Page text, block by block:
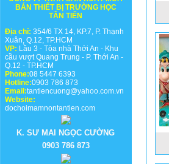
BÁN THIẾT BỊ TRƯỜNG HỌC
TÂN TIẾN
Địa chỉ: 354/6 TX 14, KP.7, P. Thạnh
Xuân, Q.12, TP.HCM
VP: Lầu 3 - Tòa nhà Thới An - Khu
cầu vượt Quang Trung - P. Thới An -
Q.12 - TP.HCM
Phone:08 5447 6393
Hotline:0903 786 873
Email:tantiencuong@yahoo.com.vn
Website:
dochoimamnontantien.com
K. SƯ MAI NGỌC CƯỜNG
0903 786 873